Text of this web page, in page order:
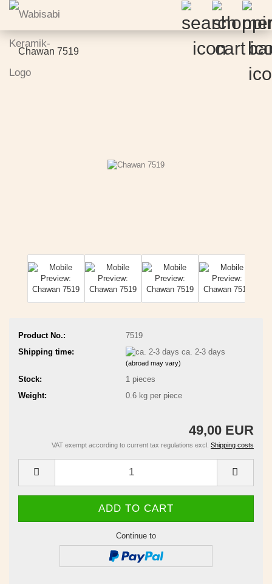
Chawan 7519
Product No.:
7519
Shipping time:
ca. 2-3 days
(abroad may vary)
Stock: 1 pieces
Weight:
0.6kg per piece
49,00 EUR
VAT exempt according to current tax regulations excl. Shipping costs
Continue to